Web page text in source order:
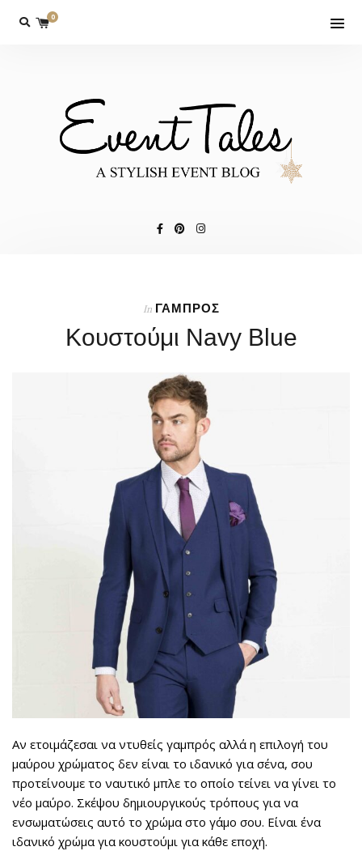
0
In ΓΑΜΠΡΟΣ
Κουστούμι Navy Blue
Αν ετοιμάζεσαι να ντυθείς γαμπρός αλλά η επιλογή του
μαύρου χρώματος δεν είναι το ιδανικό για σένα, σου
προτείνουμε το ναυτικό μπλε το οποίο τείνει να γίνει το
νέο μαύρο. Σκέψου δημιουργικούς τρόπους για να
ενσωματώσεις αυτό το χρώμα στο γάμο σου. Είναι ένα
ιδανικό χρώμα για κουστούμι για κάθε εποχή.